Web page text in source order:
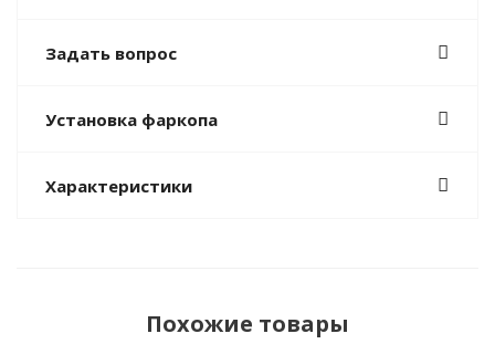
Задать вопрос
Установка фаркопа
Характеристики
Похожие товары